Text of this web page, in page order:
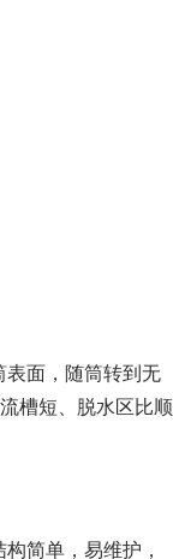
表面，随筒转到无
槽短、脱水区比顺
简单，易维护，